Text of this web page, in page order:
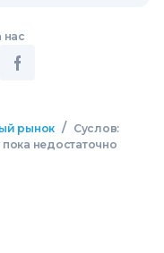
нас
рынок /
Суслов:
недостаточно